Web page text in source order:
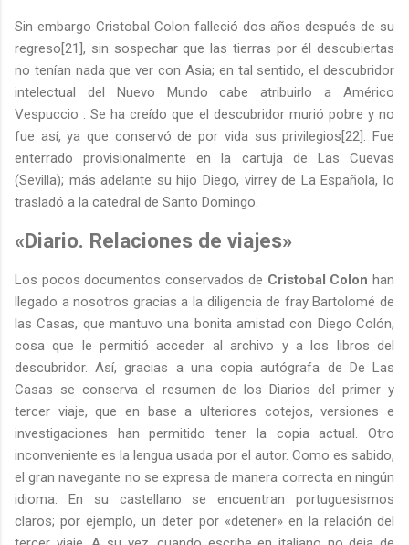
Sin embargo Cristobal Colon falleció dos años después de su
regreso[21], sin sospechar que las tierras por él descubiertas
no tenían nada que ver con Asia; en tal sentido, el descubridor
intelectual del Nuevo Mundo cabe atribuirlo a Américo
Vespuccio . Se ha creído que el descubridor murió pobre y no
fue así, ya que conservó de por vida sus privilegios[22]. Fue
enterrado provisionalmente en la cartuja de Las Cuevas
(Sevilla); más adelante su hijo Diego, virrey de La Española, lo
trasladó a la catedral de Santo Domingo.
«Diario. Relaciones de viajes»
Los pocos documentos conservados de Cristobal Colon han
llegado a nosotros gracias a la diligencia de fray Bartolomé de
las Casas, que mantuvo una bonita amistad con Diego Colón,
cosa que le permitió acceder al archivo y a los libros del
descubridor. Así, gracias a una copia autógrafa de De Las
Casas se conserva el resumen de los Diarios del primer y
tercer viaje, que en base a ulteriores cotejos, versiones e
investigaciones han permitido tener la copia actual. Otro
inconveniente es la lengua usada por el autor. Como es sabido,
el gran navegante no se expresa de manera correcta en ningún
idioma. En su castellano se encuentran portuguesismos
claros; por ejemplo, un deter por «detener» en la relación del